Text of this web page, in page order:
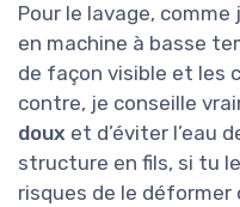
Pour le lavage, comme
en machine à basse
de façon visible et les
contre, je conseille
doux et d’éviter l’eau
structure en fils, si tu
risques de le